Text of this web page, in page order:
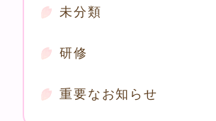
未分類
研修
重要なお知らせ